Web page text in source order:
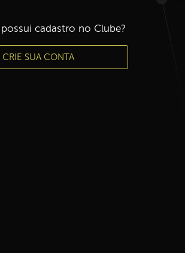
cadastro no Clube?
CRIE SUA CONTA